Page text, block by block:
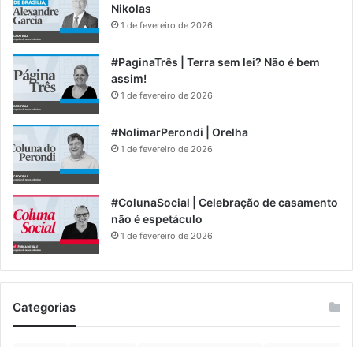
Nikolas
1 de fevereiro de 2026
#PaginaTrês | Terra sem lei? Não é bem
assim!
1 de fevereiro de 2026
#NolimarPerondi | Orelha
1 de fevereiro de 2026
#ColunaSocial | Celebração de casamento
não é espetáculo
1 de fevereiro de 2026
Categorias